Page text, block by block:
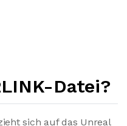
Datei?
sich auf das Unreal